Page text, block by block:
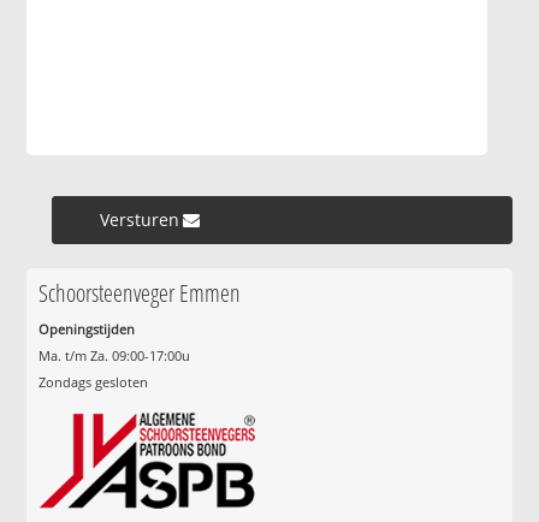
Versturen »
Schoorsteenveger Emmen
Openingstijden
Ma. t/m Za. 09:00-17:00u
Zondags gesloten